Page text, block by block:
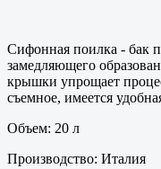
Сифонная поилка - бак
замедляющего
крышки упрощает
съемное, имеется
Объем: 20 л
Производство: Италия